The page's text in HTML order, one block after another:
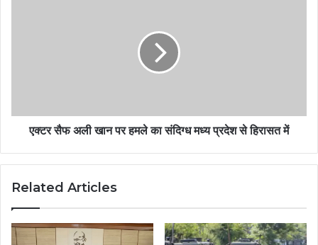
एक्टर सैफ अली खान पर हमले का संदिग्ध मध्य प्रदेश से हिरासत में
Related Articles